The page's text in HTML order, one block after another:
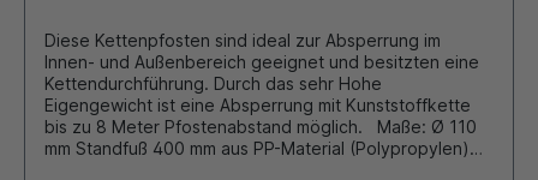
Diese Kettenpfosten sind ideal zur Absperrung im
Innen- und Außenbereich geeignet und besitzten eine
Kettendurchführung. Durch das sehr Hohe
Eigengewicht ist eine Absperrung mit Kunststoffkette
bis zu 8 Meter Pfostenabstand möglich. Maße: Ø 110
mm Standfuß 400 mm aus PP-Material (Polypropylen)